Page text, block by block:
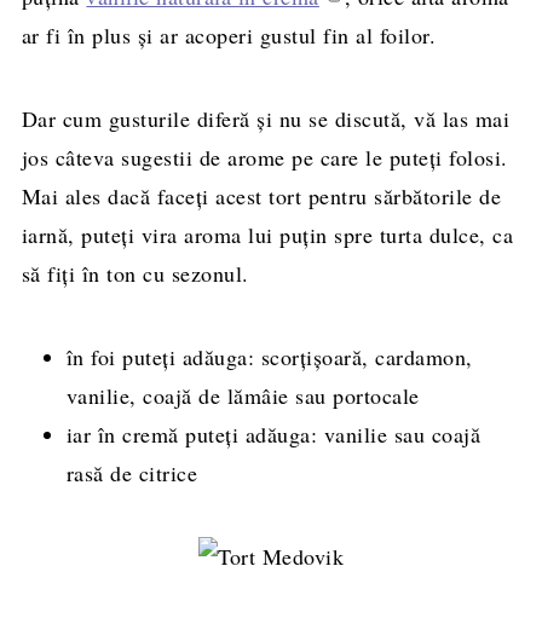
ar fi în plus și ar acoperi gustul fin al foilor.
Dar cum gusturile diferă și nu se discută, vă las mai
jos câteva sugestii de arome pe care le puteți folosi.
Mai ales dacă faceți acest tort pentru sărbătorile de
iarnă, puteți vira aroma lui puțin spre turta dulce, ca
să fiți în ton cu sezonul.
în foi puteți adăuga: scorțișoară, cardamon,
vanilie, coajă de lămâie sau portocale
iar în cremă puteți adăuga: vanilie sau coajă
rasă de citrice